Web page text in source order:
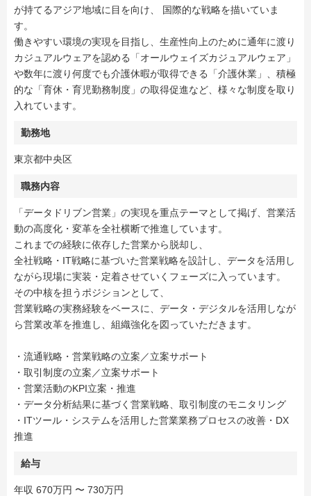
が持てるアジア地域に目を向け、 国際的な戦略を描いていま
す。
働きやすい環境の実現を目指し、生産性向上のために通年に渡り
カジュアルウェアを認める「オールウェイズカジュアルウェア」
や数年に渡り何度でも介護休暇が取得できる「介護休業」、積極
的な「育休・育児勤務制度」の取得促進など、様々な制度を取り
入れています。
勤務地
東京都中央区
職務内容
「データドリブン営業」の実現を重点テーマとして掲げ、営業活
動の高度化・変革を全社横断で推進しています。
これまでの経験に依存した営業から脱却し、
全社戦略・IT戦略に基づいた営業戦略を設計し、データを活用し
ながら現場に実装・定着させていくフェーズに入っています。
その中核を担うポジションとして、
営業戦略の実務経験をベースに、データ・デジタルを活用しなが
ら営業改革を推進し、組織強化を図っていただきます。
・流通戦略・営業戦略の立案／立案サポート
・取引制度の立案／立案サポート
・営業活動のKPI立案・推進
・データ分析結果に基づく営業戦略、取引制度のモニタリング
・ITツール・システムを活用した営業業務プロセスの改善・DX
推進
給与
年収 670万円 〜 730万円